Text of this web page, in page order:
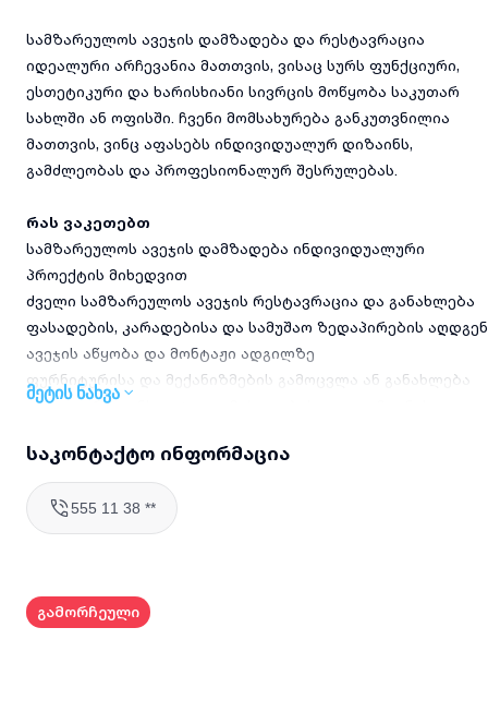
სამზარეულოს ავეჯის დამზადება და რესტავრაცია
იდეალური არჩევანია მათთვის, ვისაც სურს ფუნქციური,
ესთეტიკური და ხარისხიანი სივრცის მოწყობა საკუთარ
სახლში ან ოფისში. ჩვენი მომსახურება განკუთვნილია
მათთვის, ვინც აფასებს ინდივიდუალურ დიზაინს,
გამძლეობას და პროფესიონალურ შესრულებას.
რას ვაკეთებთ
სამზარეულოს ავეჯის დამზადება ინდივიდუალური
პროექტის მიხედვით
ძველი სამზარეულოს ავეჯის რესტავრაცია და განახლება
ფასადების, კარადებისა და სამუშაო ზედაპირების
ავეჯის აწყობა და მონტაჟი ადგილზე
ფურნიტურისა და მექანიზმების გამოცვლა ან განახლება
დეტალური კონსულტაცია მასალებისა და დიზაინის
რატომ უნდა აგვირჩიოთ
მეტი ვიდრე ხუთწლიანი გამოცდილება ავეჯის
დამზადებასა და რესტავრაციაში
თანამედროვე ხელსაწყოებისა და ტექნოლოგიების
მეტის ნახვა
საკონტაქტო ინფორმაცია
555 11 38 **
გამორჩეული